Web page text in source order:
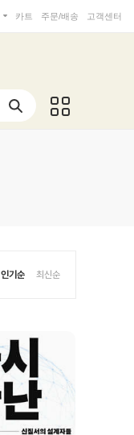
카트 주문/배송 고객센터
인기순 최신순